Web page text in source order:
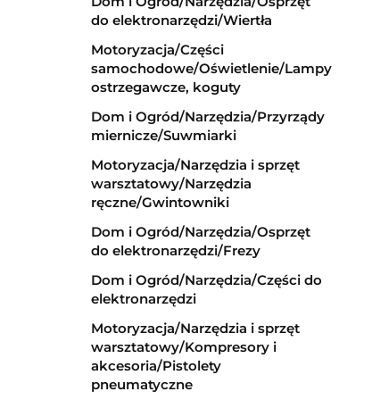
do elektronarzędzi/Wiertła
Motoryzacja/Części
samochodowe/Oświetlenie/Lampy
ostrzegawcze, koguty
Dom i Ogród/Narzędzia/Przyrządy
miernicze/Suwmiarki
Motoryzacja/Narzędzia i sprzęt
warsztatowy/Narzędzia
ręczne/Gwintowniki
Dom i Ogród/Narzędzia/Osprzęt
do elektronarzędzi/Frezy
Dom i Ogród/Narzędzia/Części do
elektronarzędzi
Motoryzacja/Narzędzia i sprzęt
warsztatowy/Kompresory i
akcesoria/Pistolety
pneumatyczne